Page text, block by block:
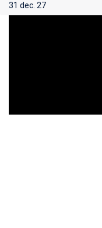
31 dec. 27